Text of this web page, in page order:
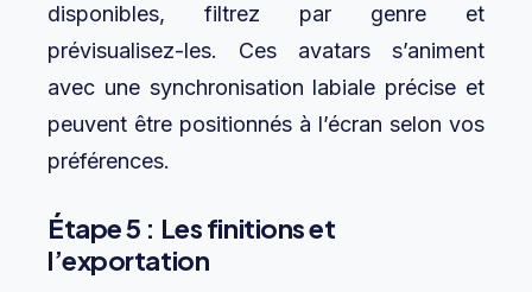
disponibles, filtrez par genre et
prévisualisez-les. Ces avatars s’animent
avec une synchronisation labiale précise et
peuvent être positionnés à l’écran selon vos
préférences.
Étape 5 : Les finitions et
l’exportation